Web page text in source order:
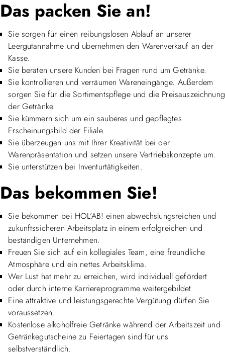
Das packen Sie an!
Sie sorgen für einen reibungslosen Ablauf an unserer
Leergutannahme und übernehmen den Warenverkauf an der
Kasse.
Sie beraten unsere Kunden bei Fragen rund um Getränke.
Sie kontrollieren und verräumen Wareneingänge. Außerdem
sorgen Sie für die Sortimentspflege und die Preisauszeichnung
der Getränke.
Sie kümmern sich um ein sauberes und gepflegtes
Erscheinungsbild der Filiale.
Sie überzeugen uns mit Ihrer Kreativität bei der
Warenpräsentation und setzen unsere Vertriebskonzepte um.
Sie unterstützen bei Inventurtätigkeiten.
Das bekommen Sie!
Sie bekommen bei HOL’AB! einen abwechslungsreichen und
zukunftssicheren Arbeitsplatz in einem erfolgreichen und
beständigen Unternehmen.
Freuen Sie sich auf ein kollegiales Team, eine freundliche
Atmosphäre und ein nettes Arbeitsklima.
Wer Lust hat mehr zu erreichen, wird individuell gefördert
oder durch interne Karriereprogramme weitergebildet.
Eine attraktive und leistungsgerechte Vergütung dürfen Sie
voraussetzen.
Kostenlose alkoholfreie Getränke während der Arbeitszeit und
Getränkegutscheine zu Feiertagen sind für uns
selbstverständlich.